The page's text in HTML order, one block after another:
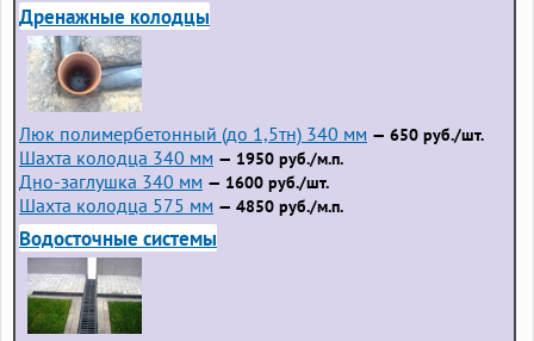
Дренажные колодцы
Люк полимербетонный (до 1,5тн) 340 мм — 650 руб./шт.
Шахта колодца 340 мм — 1950 руб./м.п.
Дно-заглушка 340 мм — 1600 руб./шт.
Шахта колодца 575 мм — 4850 руб./м.п.
Водосточные системы